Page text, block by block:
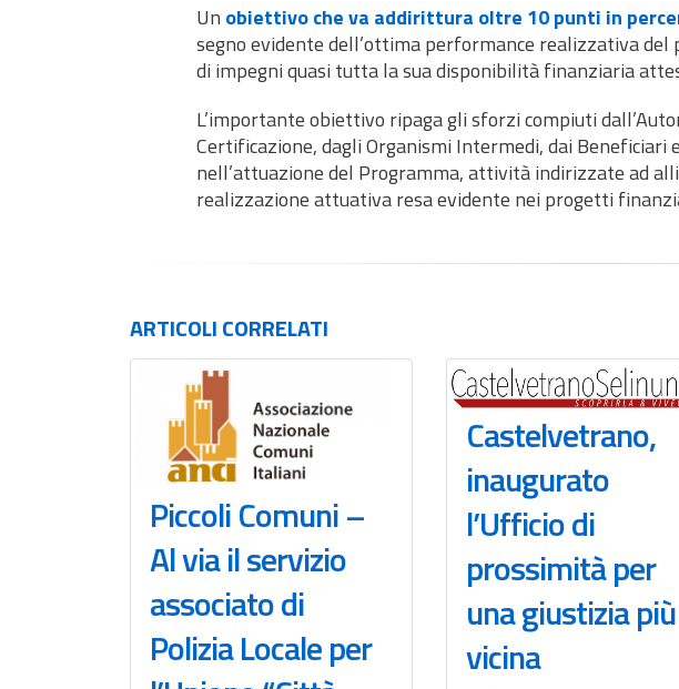
Un obiettivo che va addirittura oltre 10 punti in
segno evidente dell’ottima performance realizzativa
di impegni quasi tutta la sua disponibilità finanziaria
L’importante obiettivo ripaga gli sforzi compiuti
Certificazione, dagli Organismi Intermedi, dai
nell’attuazione del Programma, attività indirizzate ad
realizzazione attuativa resa evidente nei progetti
ARTICOLICORRELATI
Piccoli Comuni –
Al via il servizio
associato di
Polizia Locale per
Castelvetrano,
inaugurato
l’Ufficio di
prossimità per
una giustizia più
vicina